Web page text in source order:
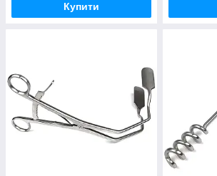
Купити